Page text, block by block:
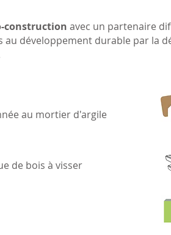
construction avec un partenaire
au développement durable par la
au mortier d'argile
de bois à visser